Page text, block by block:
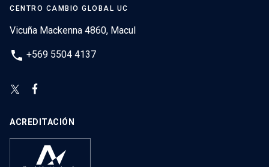
CENTRO CAMBIO GLOBAL UC
Vicuña Mackenna 4860, Macul
phone +569 5504 4137
ACREDITACIÓN